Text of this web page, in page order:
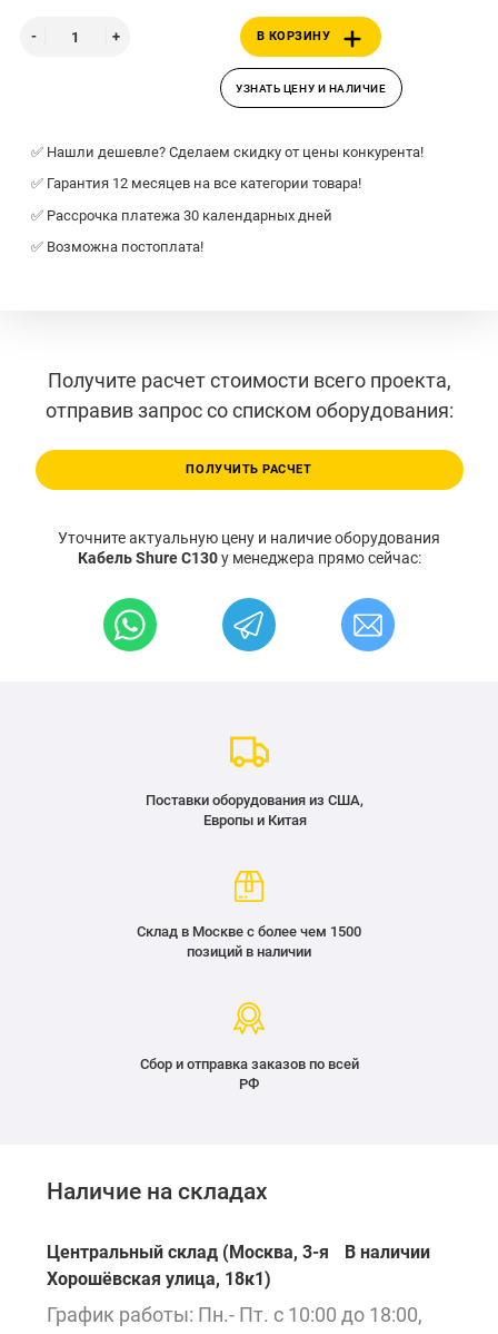
В КОРЗИНУ
УЗНАТЬ ЦЕНУ И НАЛИЧИЕ
✅ Нашли дешевле? Сделаем скидку от цены конкурента!
✅ Гарантия 12 месяцев на все категории товара!
✅ Рассрочка платежа 30 календарных дней
✅ Возможна постоплата!
Получите расчет стоимости всего проекта,
отправив запрос со списком оборудования:
ПОЛУЧИТЬ РАСЧЕТ
Уточните актуальную цену и наличие оборудования
Кабель Shure C130у менеджера прямо сейчас:
Поставки оборудования из США,
Европы и Китая
Склад в Москве с более чем 1500
позиций в наличии
Сбор и отправка заказов по всей
РФ
Наличие на складах
Центральный склад (Москва, 3-я
Хорошёвская улица, 18к1)
В наличии
График работы: Пн.- Пт. с 10:00 до 18:00,